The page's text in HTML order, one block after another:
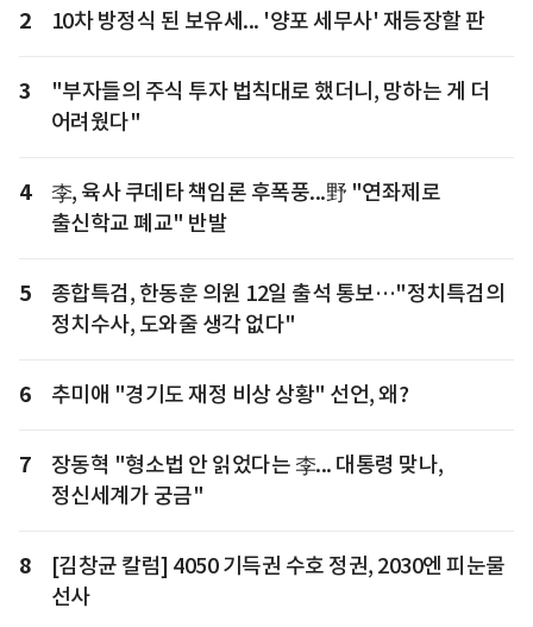
2 10차 방정식 된 보유세... '양포 세무사' 재등장할 판
3
"부자들의 주식 투자 법칙대로 했더니, 망하는 게 더
어려웠다"
4
李, 육사 쿠데타 책임론 후폭풍...野 "연좌제로
출신학교 폐교" 반발
5
종합특검, 한동훈 의원 12일 출석 통보…"정치특검의
정치수사, 도와줄 생각 없다"
6 추미애 "경기도 재정 비상 상황" 선언, 왜?
7
장동혁 "형소법 안 읽었다는 李... 대통령 맞나,
정신세계가 궁금"
8
[김창균 칼럼] 4050 기득권 수호 정권, 2030엔 피눈물
선사